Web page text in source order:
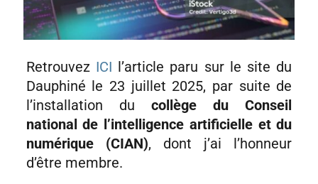
Retrouvez ICI l’article paru sur le site du
Dauphiné le 23 juillet 2025, par suite de
l’installation du collège du Conseil
national de l’intelligence artificielle et du
numérique (CIAN), dont j’ai l’honneur
d’être membre.